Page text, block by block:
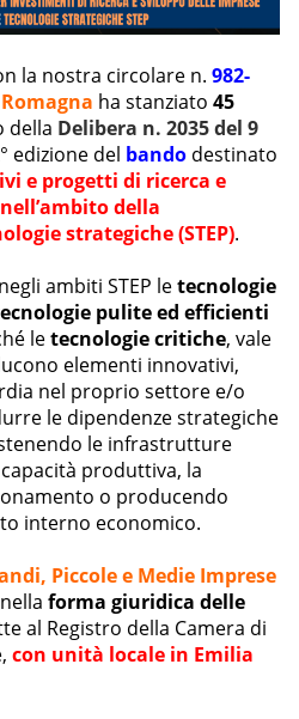
la nostra circolare n. 982-
ha stanziato 45
della Delibera n. 2035 del 9
edizione del bando destinato
e progetti di ricerca e
della
strategiche (STEP).
ambiti STEP letecnologie
pulite ed efficienti
letecnologie critiche, vale
elementi innovativi,
nel proprio settore e/o
le dipendenze strategiche
le infrastrutture
produttiva, la
o producendo
interno economico.
Piccole e Medie Imprese
forma giuridica delle
al Registro della Camera di
con unità locale in Emilia